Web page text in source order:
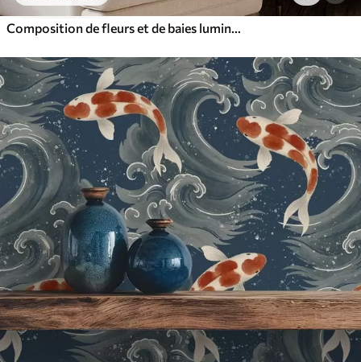
Composition de fleurs et de baies lumineuses avec des perroquets